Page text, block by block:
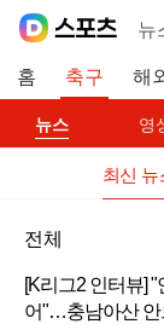
뉴
홈 축구 해
뉴스 영
최신 뉴
전체
[K리그2 인터뷰]
어"…충남아산 안